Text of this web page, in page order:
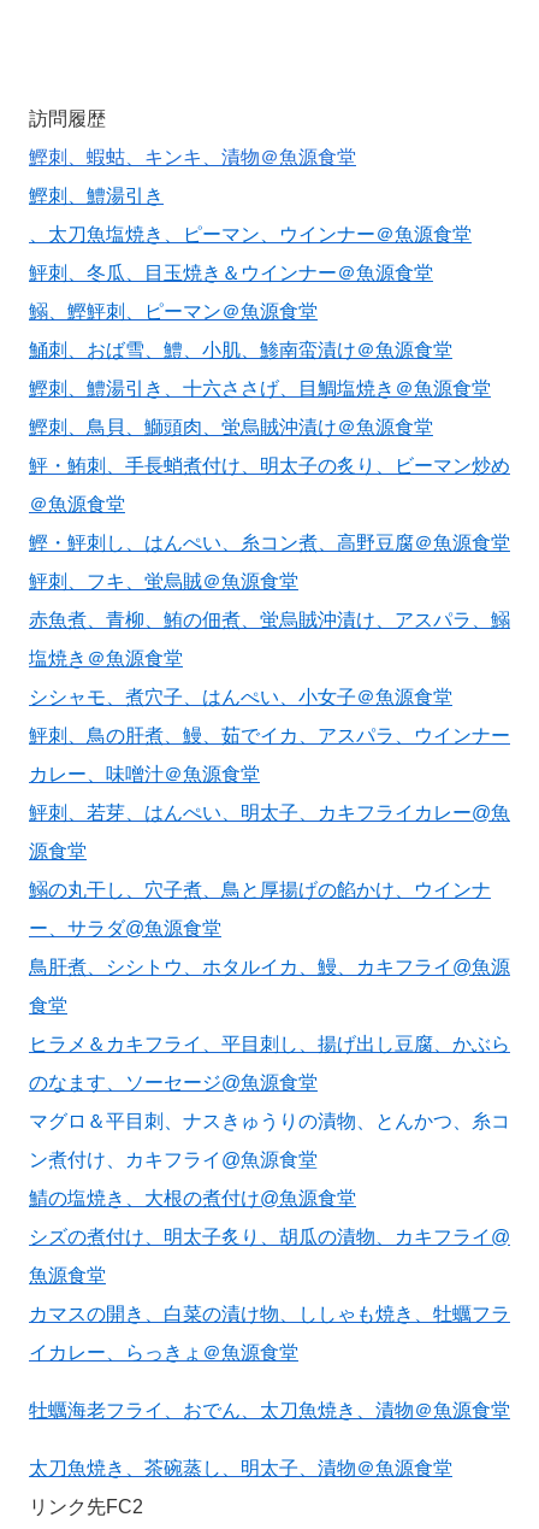
訪問履歴
鰹刺、蝦蛄、キンキ、漬物＠魚源食堂
鰹刺、鱧湯引き
、太刀魚塩焼き、ピーマン、ウインナー＠魚源食堂
鮃刺、冬瓜、目玉焼き＆ウインナー＠魚源食堂
鰯、鰹鮃刺、ピーマン＠魚源食堂
鯒刺、おば雪、鱧、小肌、鯵南蛮漬け＠魚源食堂
鰹刺、鱧湯引き、十六ささげ、目鯛塩焼き＠魚源食堂
鰹刺、鳥貝、鰤頭肉、蛍烏賊沖漬け＠魚源食堂
鮃・鮪刺、手長蛸煮付け、明太子の炙り、ビーマン炒め
＠魚源食堂
鰹・鮃刺し、はんぺい、糸コン煮、高野豆腐＠魚源食堂
鮃刺、フキ、蛍烏賊＠魚源食堂
赤魚煮、青柳、鮪の佃煮、蛍烏賊沖漬け、アスパラ、鰯
塩焼き＠魚源食堂
シシャモ、煮穴子、はんぺい、小女子＠魚源食堂
鮃刺、鳥の肝煮、鰻、茹でイカ、アスパラ、ウインナー
カレー、味噌汁＠魚源食堂
鮃刺、若芽、はんぺい、明太子、カキフライカレー@魚
源食堂
鰯の丸干し、穴子煮、鳥と厚揚げの餡かけ、ウインナ
ー、サラダ@魚源食堂
鳥肝煮、シシトウ、ホタルイカ、鰻、カキフライ@魚源
食堂
ヒラメ＆カキフライ、平目刺し、揚げ出し豆腐、かぶら
のなます、ソーセージ@魚源食堂
マグロ＆平目刺、ナスきゅうりの漬物、とんかつ、糸コ
ン煮付け、カキフライ@魚源食堂
鯖の塩焼き、大根の煮付け@魚源食堂
シズの煮付け、明太子炙り、胡瓜の漬物、カキフライ@
魚源食堂
カマスの開き、白菜の漬け物、ししゃも焼き、牡蠣フラ
イカレー、らっきょ＠魚源食堂
牡蠣海老フライ、おでん、太刀魚焼き、漬物＠魚源食堂
太刀魚焼き、茶碗蒸し、明太子、漬物＠魚源食堂
リンク先FC2